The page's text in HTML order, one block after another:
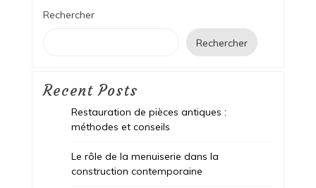
Rechercher
Rechercher
Recent Posts
Restauration de pièces antiques :
méthodes et conseils
Le rôle de la menuiserie dans la
construction contemporaine